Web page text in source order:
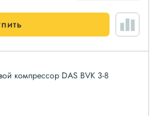
компрессор DAS BVK 3-8